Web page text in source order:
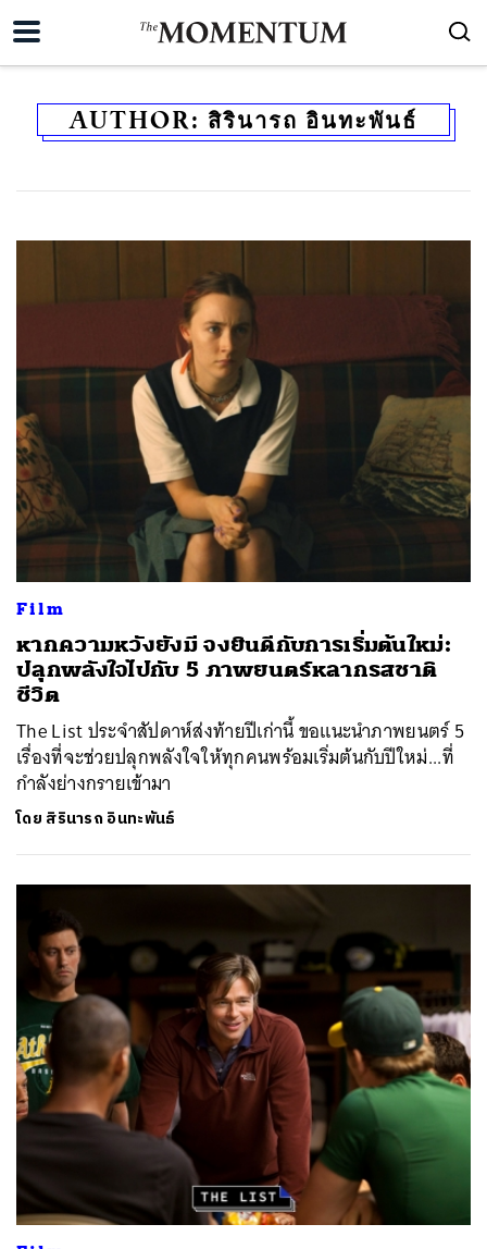
AUTHOR: สิรินารถ อินทะพันธ์
Film
หากความหวังยังมี จงยินดีกับการเริ่มต้นใหม่:
ปลุกพลังใจไปกับ 5 ภาพยนตร์หลากรสชาติ
ชีวิต
The List ประจำสัปดาห์ส่งท้ายปีเก่านี้ ขอแนะนำภาพยนตร์ 5
เรื่องที่จะช่วยปลุกพลังใจให้ทุกคนพร้อมเริ่มต้นกับปีใหม่...ที่
กำลังย่างกรายเข้ามา
โดย สิรินารถ อินทะพันธ์